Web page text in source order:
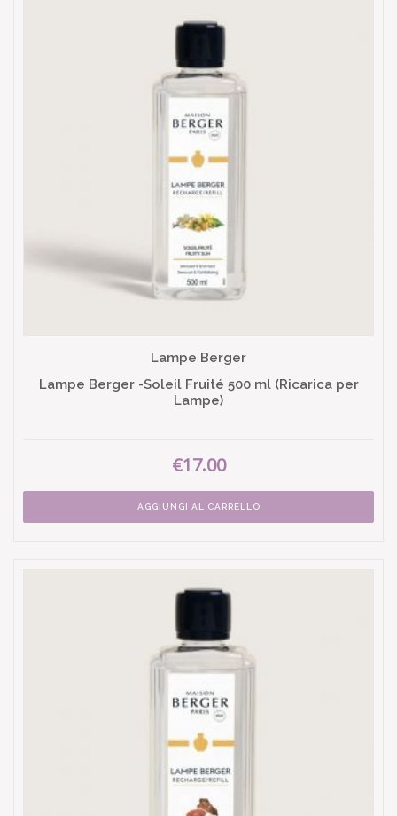
Lampe Berger
Lampe Berger -Soleil Fruité 500 ml (Ricarica per
Lampe)
€17.00
AGGIUNGI AL CARRELLO